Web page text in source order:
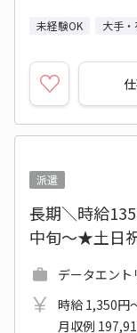
未経験OK 大手・
派遣
長期＼時給
中旬～★土日
データエント
時給 1,350円
月収例